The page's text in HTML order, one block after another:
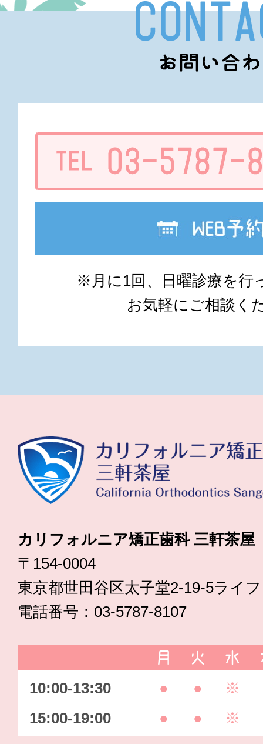
※月に1回、日曜診療を行
お気軽にご相談く
カリフォルニア矯正歯科 三軒茶屋
〒154-0004
東京都世田谷区太子堂2-19-5ライ
電話番号：03-5787-8107
月 火 水
10:00-13:30 ● ● ※
15:00-19:00
● ● ※